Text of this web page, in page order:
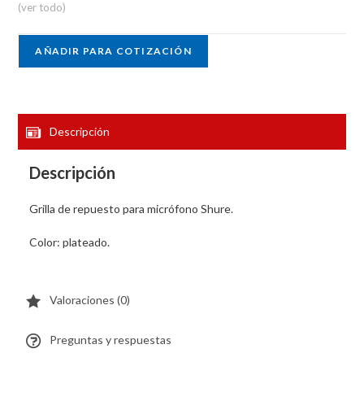
(ver todo)
AÑADIR PARA COTIZACIÓN
Descripción
Descripción
Grilla de repuesto para micrófono Shure.
Color: plateado.
Valoraciones (0)
Preguntas y respuestas